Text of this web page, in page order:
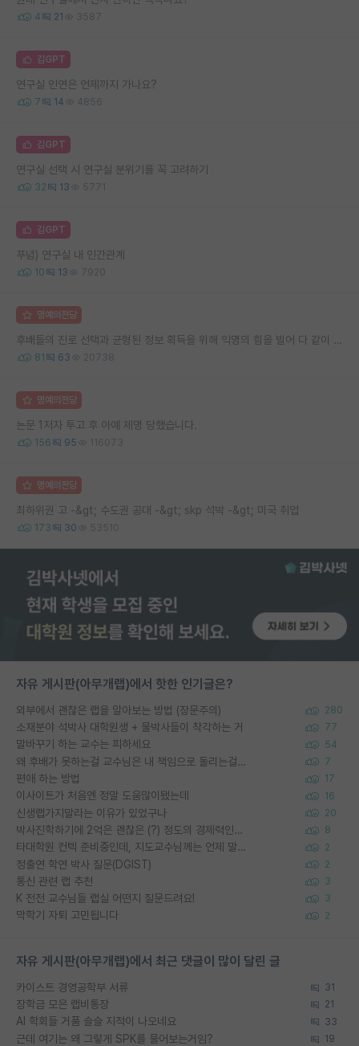
4 21 3587
김GPT
연구실 인연은 언제까지 가나요?
7 14 4856
김GPT
연구실 선택 시 연구실 분위기를 꼭 고려하기
32 13 5771
김GPT
푸념) 연구실 내 인간관계
10 13 7920
명예의전당
후배들의 진로 선택과 균형된 정보 획득을 위해 익명의 힘을 빌어 다 같이 연봉 공개 타임 한번 갖는 것 어때요?
81 63 20738
명예의전당
논문 1저자 투고 후 아예 제명 당했습니다.
156 95 116073
명예의전당
최하위권 고 -&gt; 수도권 공대 -&gt; skp 석박 -&gt; 미국 취업
173 30 53510
자유 게시판(아무개랩)에서 핫한 인기글은?
외부에서 괜찮은 랩을 알아보는 방법 (장문주의) 280
소재분야 석박사 대학원생 + 물박사들이 착각하는 거 77
말바꾸기 하는 교수는 피하세요 54
왜 후배가 못하는걸 교수님은 내 책임으로 돌리는걸까요? 7
편애 하는 방법 17
이사이트가 처음엔 정말 도움많이됐는데 16
신생랩가지말라는 이유가 있었구나 20
박사진학하기에 2억은 괜찮은 (?) 정도의 경제력인가요 8
타대학원 컨텍 준비중인데, 지도교수님께는 언제 말씀드려야 할까요? 2
정출연 학연 박사 질문(DGIST) 2
통신 관련 랩 추천 3
K 전전 교수님들 랩실 어떤지 질문드려요! 3
막학기 자퇴 고민됩니다 2
자유 게시판(아무개랩)에서 최근 댓글이 많이 달린 글
카이스트 경영공학부 서류 31
장학금 모은 랩비통장 21
AI 학회들 거품 슬슬 지적이 나오네요 33
근데 여기는 왜 그렇게 SPK를 물어보는거임? 19